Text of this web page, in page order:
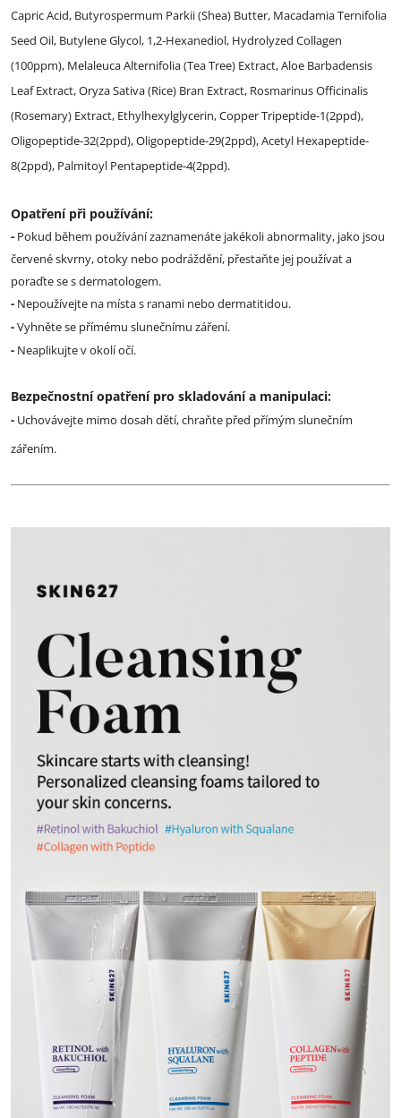
Capric Acid, Butyrospermum Parkii (Shea) Butter, Macadamia Ternifolia
Seed Oil, Butylene Glycol, 1,2-Hexanediol, Hydrolyzed Collagen
(100ppm), Melaleuca Alternifolia (Tea Tree) Extract, Aloe Barbadensis
Leaf Extract, Oryza Sativa (Rice) Bran Extract, Rosmarinus Officinalis
(Rosemary) Extract, Ethylhexylglycerin, Copper Tripeptide-1(2ppd),
Oligopeptide-32(2ppd), Oligopeptide-29(2ppd), Acetyl Hexapeptide-
8(2ppd), Palmitoyl Pentapeptide-4(2ppd).
Opatření při používání:
- Pokud během používání zaznamenáte jakékoli abnormality, jako jsou
červené skvrny, otoky nebo podráždění, přestaňte jej používat a
poraďte se s dermatologem.
- Nepoužívejte na místa s ranami nebo dermatitidou.
-Vyhněte se přímému slunečnímu záření.
- Neaplikujte v okolí očí.
Bezpečnostní opatření pro skladování a manipulaci:
- Uchovávejte mimo dosah dětí, chraňte před přímým slunečním
zářením.